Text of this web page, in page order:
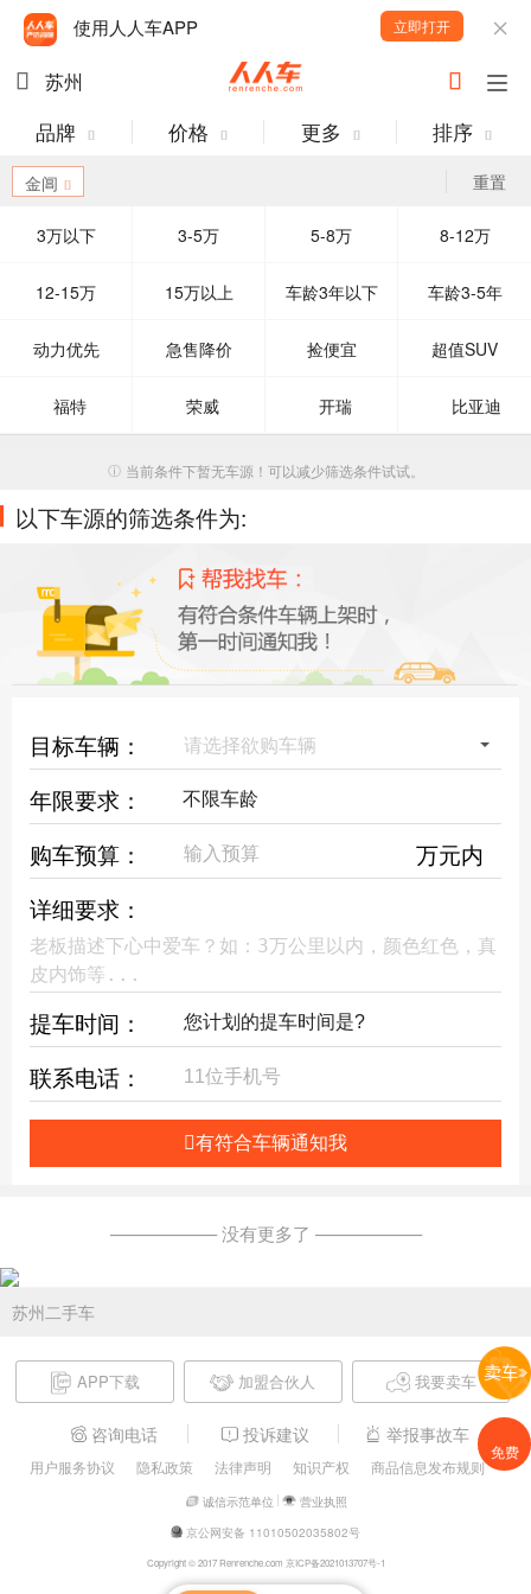
使用人人车APP 立即打开
苏州
品牌 价格 更多 排序
重置
金阊
3万以下 3-5万 5-8万 8-12万
12-15万 15万以上 车龄3年以下 车龄3-5年
动力优先 急售降价 捡便宜 超值SUV
福特 荣威 开瑞 比亚迪
当前条件下暂无车源！可以减少筛选条件试试。
以下车源的筛选条件为:
目标车辆： 请选择欲购车辆
年限要求：
购车预算：
万元内
详细要求：
提车时间：
联系电话：
有符合车辆通知我
—————— 没有更多了 ——————
苏州二手车
APP下载 加盟合伙人 我要卖车
咨询电话 投诉建议 举报事故车
用户服务协议 隐私政策 法律声明 知识产权 商品信息发布规则
诚信示范单位
营业执照
京公网安备 11010502035802号
Copyright © 2017 Renrenche.com 京ICP备2021013707号-1
免费